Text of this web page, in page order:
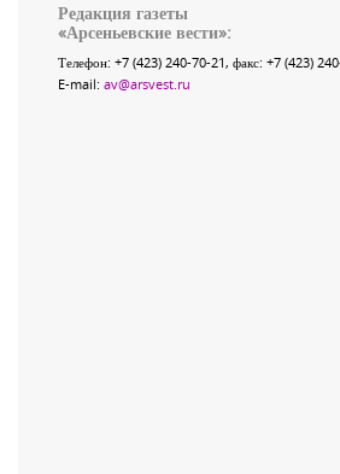
Редакция газеты
«Арсеньевские вести»:
Телефон: +7 (423) 240-70-21, факс: +7 (423)
E-mail: av@arsvest.ru